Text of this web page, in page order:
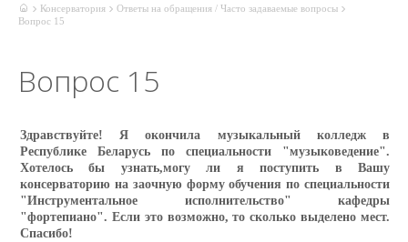
Консерватория
Ответы на обращения / Часто задаваемые вопросы
Вопрос 15
Вопрос 15
Здравствуйте! Я окончила музыкальный колледж в
Республике Беларусь по специальности "музыковедение".
Хотелось бы узнать,могу ли я поступить в Вашу
консерваторию на заочную форму обучения по специальности
"Инструментальное исполнительство" кафедры
"фортепиано". Если это возможно, то сколько выделено мест.
Спасибо!